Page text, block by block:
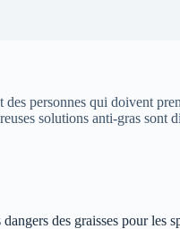
des personnes qui doivent
solutions anti-gras sont
des graisses pour les